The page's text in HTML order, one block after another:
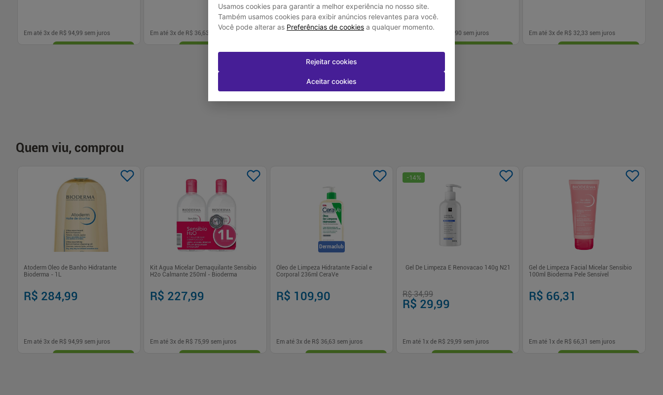
Usamos cookies para garantir a melhor experiência no nosso site.
Também usamos cookies para exibir anúncios relevantes para você.
Você pode alterar as Preferências de cookies a qualquer momento.
Rejeitar cookies
Aceitar cookies
Em até 3x de R$ 94,99 sem juros Em até 3x de R$ 36,63
Comprar - 1 + Comprar
R$ 49,90 sem juros
- 1 +
Em até 3x de R$ 32,33 sem juros
Quem viu, comprou
Atoderm Óleo de Banho Hidratante
Bioderma - 1L
R$ 284,99
Em até 3x de R$ 94,99 sem juros
Kit Água Micelar Demaquilante Sensibio
H2o Calmante 250ml - Bioderma
R$ 227,99
Em até 3x de R$ 75,99 sem juros
Dermaclub
Óleo de Limpeza Hidratante Facial e
Corporal 236ml CeraVe
R$ 109,90
Em até 3x de R$ 36,63 sem juros
-14%
Gel De Limpeza E Renovacao 140g N21
R$ 34,99
R$ 29,99
Em até 1 x de R$ 29,99 sem juros
Gel de Limpeza Facial Micelar Sensibio
100ml Bioderma Pele Sensível
R$ 66,31
Em até 1 x de R$ 66,31 sem juros